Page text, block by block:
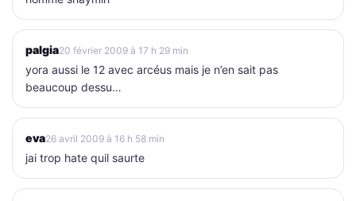
palgia20 février 2009 à 17 h 29 min
yora aussi le 12 avec arcéus mais je n’en sait pas
beaucoup dessu…
eva26 avril 2009 à 16 h 58 min
jai trop hate quil saurte